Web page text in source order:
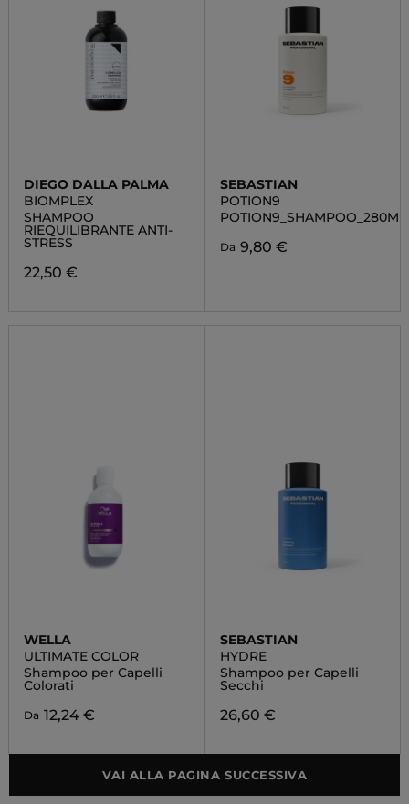
DIEGO DALLA PALMA
BIOMPLEX
SHAMPOO
RIEQUILIBRANTE ANTI-
STRESS
22,50 €
SEBASTIAN
POTION9
POTION9_SHAMPOO_280ML
Da 9,80 €
WELLA
ULTIMATE COLOR
Shampoo per Capelli
Colorati
Da 12,24 €
SEBASTIAN
HYDRE
Shampoo per Capelli
Secchi
26,60 €
VAI ALLA PAGINA SUCCESSIVA